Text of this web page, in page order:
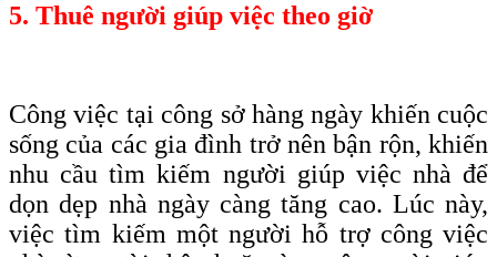
5. Thuê người giúp việc theo giờ
Công việc tại công sở hàng ngày khiến cuộc
sống của các gia đình trở nên bận rộn, khiến
nhu cầu tìm kiếm người giúp việc nhà để
dọn dẹp nhà ngày càng tăng cao. Lúc này,
việc tìm kiếm một người hỗ trợ công việc